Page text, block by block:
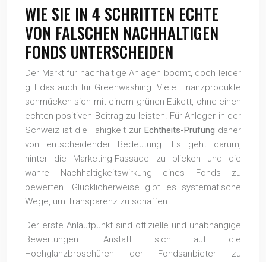
WIE SIE IN 4 SCHRITTEN ECHTE
VON FALSCHEN NACHHALTIGEN
FONDS UNTERSCHEIDEN
Der Markt für nachhaltige Anlagen boomt, doch leider
gilt das auch für Greenwashing. Viele Finanzprodukte
schmücken sich mit einem grünen Etikett, ohne einen
echten positiven Beitrag zu leisten. Für Anleger in der
Schweiz ist die Fähigkeit zur Echtheits-Prüfung daher
von entscheidender Bedeutung. Es geht darum,
hinter die Marketing-Fassade zu blicken und die
wahre Nachhaltigkeitswirkung eines Fonds zu
bewerten. Glücklicherweise gibt es systematische
Wege, um Transparenz zu schaffen.
Der erste Anlaufpunkt sind offizielle und unabhängige
Bewertungen. Anstatt sich auf die
Hochglanzbroschüren der Fondsanbieter zu